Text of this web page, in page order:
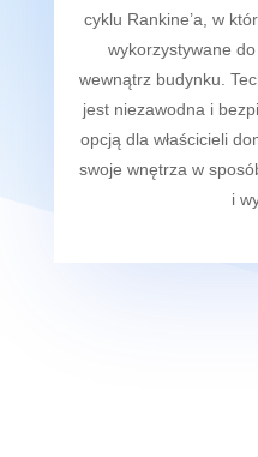
cyklu Rankine’a, w
wykorzystywane
wewnątrz budynku.
jest niezawodna i
opcją dla właścicieli
swoje wnętrza w
i